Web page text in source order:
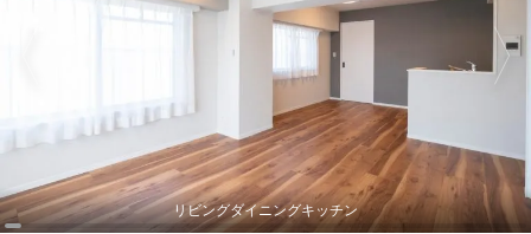
リビングダイニングキッチン